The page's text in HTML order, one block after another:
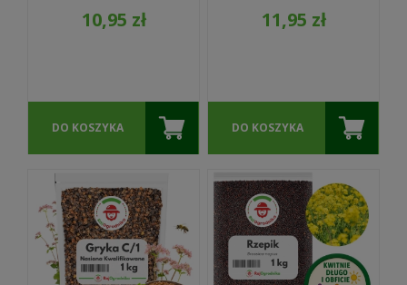
zbożowa MP-4
nasiona 1kg
10,95 zł
DO KOSZYKA
szybki poplon,
oczyszcza glebę 1
11,95 zł
DO KOSZYKA